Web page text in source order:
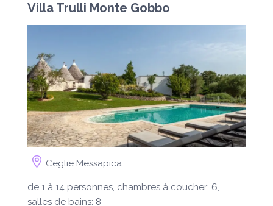
Villa Trulli Monte Gobbo
Ceglie Messapica
de 1 à 14 personnes, chambres à coucher: 6,
salles de bains: 8